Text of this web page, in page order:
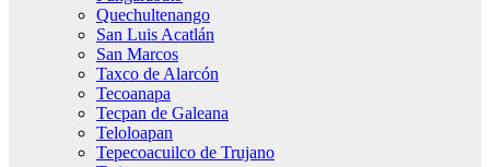
Quechultenango
San Luis Acatlán
San Marcos
Taxco de Alarcón
Tecoanapa
Tecpan de Galeana
Teloloapan
Tepecoacuilco de Trujano